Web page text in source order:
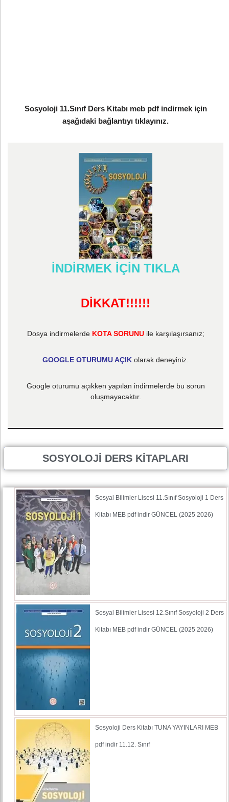
Sosyoloji 11.Sınıf Ders Kitabı meb pdf indirmek için
aşağıdaki bağlantıyı tıklayınız.
İNDİRMEK İÇİN TIKLA
DİKKAT!!!!!!
Dosya indirmelerde KOTA SORUNUile karşılaşırsanız;
GOOGLE OTURUMU AÇIK olarak deneyiniz.
Google oturumu açıkken yapılan indirmelerde bu sorun
oluşmayacaktır.
SOSYOLOJİ DERS KİTAPLARI
Sosyal Bilimler Lisesi 11.Sınıf Sosyoloji 1 Ders
Kitabı MEB pdf indir GÜNCEL (2025 2026)
Sosyal Bilimler Lisesi 12.Sınıf Sosyoloji 2 Ders
Kitabı MEB pdf indir GÜNCEL (2025 2026)
Sosyoloji Ders Kitabı TUNA YAYINLARI MEB
pdf indir 11.12. Sınıf